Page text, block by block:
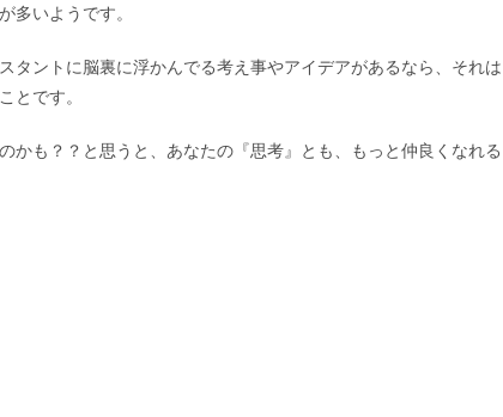
多いようです。
タントに脳裏に浮かんでる考え事やアイデアがあるなら、それは
とです。
も？？と思うと、あなたの『思考』とも、もっと仲良くなれる